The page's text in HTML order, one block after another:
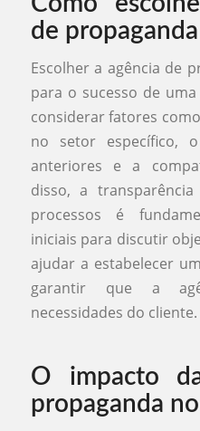
de propaganda
Escolher a agência de
para o sucesso de
considerar fatores
no setor específico,
anteriores e a
disso, a
processos é
iniciais para discutir
ajudar a estabelecer
garantir que a
necessidades do cliente.
O impacto
propaganda